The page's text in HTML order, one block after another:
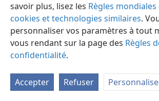
savoir plus, lisez les Règles
cookies et technologies similaires.
personnaliser vos paramètres à tout
vous rendant sur la page des Règles
confidentialité.
Accepter Refuser